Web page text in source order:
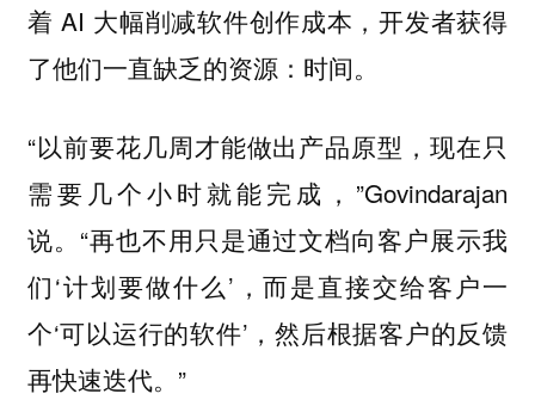
着 AI 大幅削减软件创作成本，开发者获得
了他们一直缺乏的资源：时间。
“以前要花几周才能做出产品原型，现在只
需要几个小时就能完成，”Govindarajan
说。“再也不用只是通过文档向客户展示我
们‘计划要做什么’，而是直接交给客户一
个‘可以运行的软件’，然后根据客户的反馈
再快速迭代。”